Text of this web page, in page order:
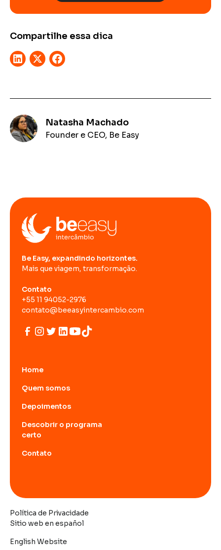
Compartilhe essa dica
Natasha Machado
Founder e CEO, Be Easy
Be Easy, expandindo horizontes.
Mais que viagem, transformação.
Contato
+55 11 94052-2976
contato@beeasyintercambio.com
Home
Quem somos
Depoimentos
Descobrir o programa
certo
Contato
Sitio web en español
English Website
Política de Privacidade